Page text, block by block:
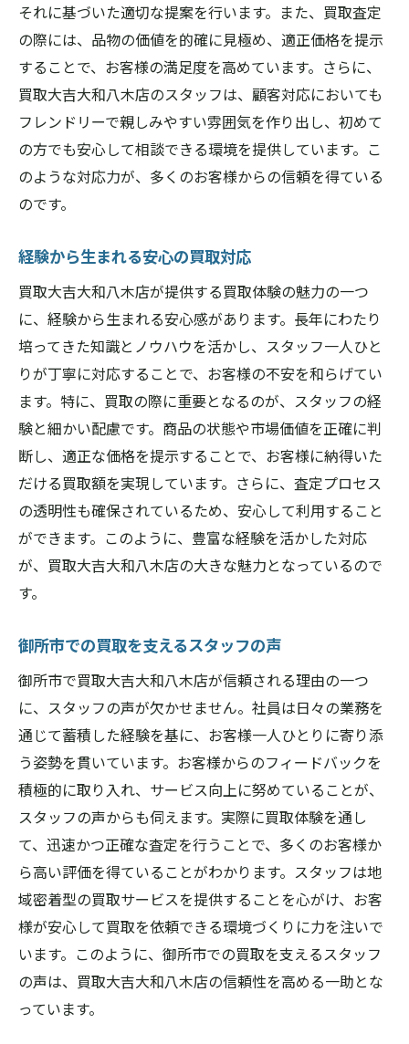
それに基づいた適切な提案を行います。また、買取査定
の際には、品物の価値を的確に見極め、適正価格を提示
することで、お客様の満足度を高めています。さらに、
買取大吉大和八木店のスタッフは、顧客対応においても
フレンドリーで親しみやすい雰囲気を作り出し、初めて
の方でも安心して相談できる環境を提供しています。こ
のような対応力が、多くのお客様からの信頼を得ている
のです。
経験から生まれる安心の買取対応
買取大吉大和八木店が提供する買取体験の魅力の一つ
に、経験から生まれる安心感があります。長年にわたり
培ってきた知識とノウハウを活かし、スタッフ一人ひと
りが丁寧に対応することで、お客様の不安を和らげてい
ます。特に、買取の際に重要となるのが、スタッフの経
験と細かい配慮です。商品の状態や市場価値を正確に判
断し、適正な価格を提示することで、お客様に納得いた
だける買取額を実現しています。さらに、査定プロセス
の透明性も確保されているため、安心して利用すること
ができます。このように、豊富な経験を活かした対応
が、買取大吉大和八木店の大きな魅力となっているので
す。
御所市での買取を支えるスタッフの声
御所市で買取大吉大和八木店が信頼される理由の一つ
に、スタッフの声が欠かせません。社員は日々の業務を
通じて蓄積した経験を基に、お客様一人ひとりに寄り添
う姿勢を貫いています。お客様からのフィードバックを
積極的に取り入れ、サービス向上に努めていることが、
スタッフの声からも伺えます。実際に買取体験を通し
て、迅速かつ正確な査定を行うことで、多くのお客様か
ら高い評価を得ていることがわかります。スタッフは地
域密着型の買取サービスを提供することを心がけ、お客
様が安心して買取を依頼できる環境づくりに力を注いで
います。このように、御所市での買取を支えるスタッフ
の声は、買取大吉大和八木店の信頼性を高める一助とな
っています。